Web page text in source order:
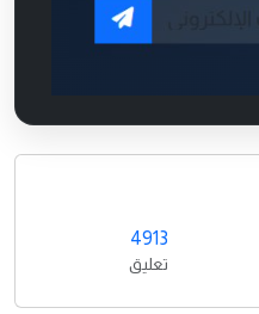
4913
تعليق